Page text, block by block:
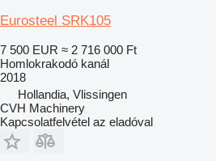
Eurosteel SRK105
7 500 EUR ≈ 2 716 000 Ft
Homlokrakodó kanál
2018
Hollandia, Vlissingen
CVH Machinery
Kapcsolatfelvétel az eladóval